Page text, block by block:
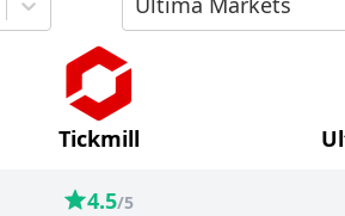
Tickmill
4.5/5